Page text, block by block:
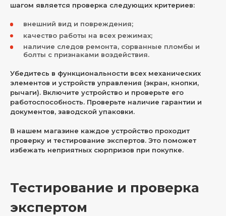
шагом является проверка следующих критериев:
внешний вид и повреждения;
качество работы на всех режимах;
наличие следов ремонта, сорванные пломбы и
болты с признаками воздействия.
Убедитесь в функциональности всех механических
элементов и устройств управления (экран, кнопки,
рычаги). Включите устройство и проверьте его
работоспособность. Проверьте наличие гарантии и
документов, заводской упаковки.
В нашем магазине каждое устройство проходит
проверку и тестирование экспертов. Это поможет
избежать неприятных сюрпризов при покупке.
Тестирование и проверка
экспертом